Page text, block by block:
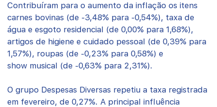
Contribuíram para o aumento da inflação os itens
carnes bovinas (de -3,48% para -0,54%), taxa de
água e esgoto residencial (de 0,00% para 1,68%),
artigos de higiene e cuidado pessoal (de 0,39% para
1,57%), roupas (de -0,23% para 0,58%) e
show musical (de -0,63% para 2,31%).
O grupo Despesas Diversas repetiu a taxa registrada
em fevereiro, de 0,27%. A principal influência